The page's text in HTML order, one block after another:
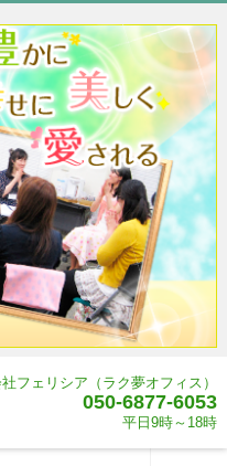
フェリシア（ラク夢オフィス）
050-6877-6053
平日9時～18時